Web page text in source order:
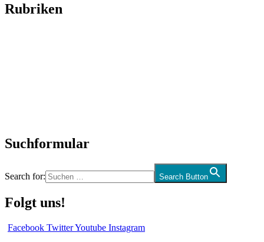
Rubriken
Suchformular
Search for: Search Button
Folgt uns!
Facebook TwitterYoutube Instagram